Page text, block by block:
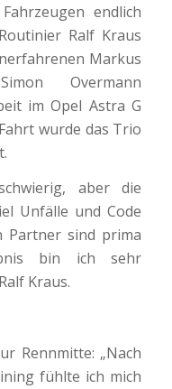
endlich
Ralf Kraus
Markus
Overmann
im Opel Astra G
wurde das Trio
aber die
Unfälle und Code
Partner sind prima
bin ich sehr
Kraus.
Rennmitte: „Nach
fühlte ich mich